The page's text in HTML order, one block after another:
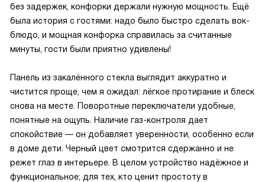
без задержек, конфорки держали нужную мощность. Ещё
была история с гостями: надо было быстро сделать вок-
блюдо, и мощная конфорка справилась за считанные
минуты, гости были приятно удивлены!
Панель из закалённого стекла выглядит аккуратно и
чистится проще, чем я ожидал: лёгкое протирание и блеск
снова на месте. Поворотные переключатели удобные,
понятные на ощупь. Наличие газ-контроля дает
спокойствие — он добавляет уверенности, особенно если
в доме дети. Черный цвет смотрится сдержанно и не
режет глаз в интерьере. В целом устройство надёжное и
функциональное; для тех, кто ценит простоту в